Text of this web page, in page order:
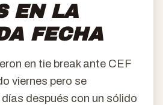
EN LA
FECHA
en tie break ante CEF
viernes pero se
después con un sólido